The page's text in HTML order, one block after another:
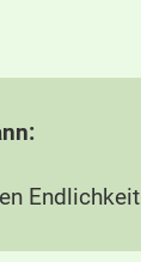
Endlichkeit